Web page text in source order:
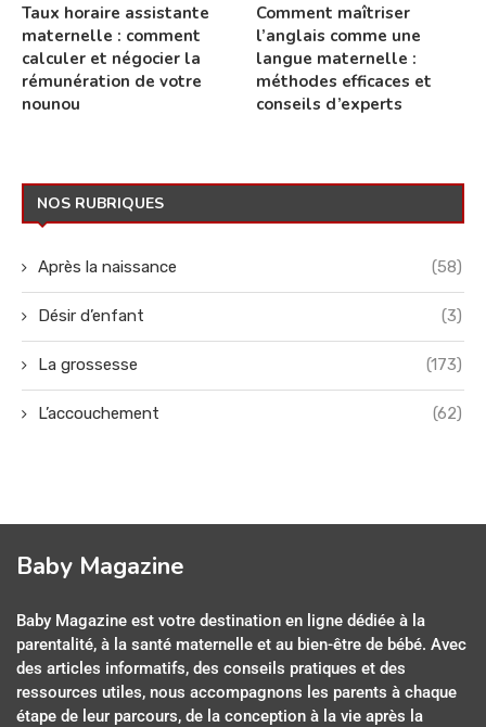
Taux horaire assistante
maternelle : comment
calculer et négocier la
rémunération de votre
nounou
Comment maîtriser
l’anglais comme une
langue maternelle :
méthodes efficaces et
conseils d’experts
NOS RUBRIQUES
Après la naissance (58)
Désir d’enfant (3)
La grossesse (173)
L’accouchement (62)
Baby Magazine
Baby Magazine est votre destination en ligne dédiée à la
parentalité, à la santé maternelle et au bien-être de bébé. Avec
des articles informatifs, des conseils pratiques et des
ressources utiles, nous accompagnons les parents à chaque
étape de leur parcours, de la conception à la vie après la